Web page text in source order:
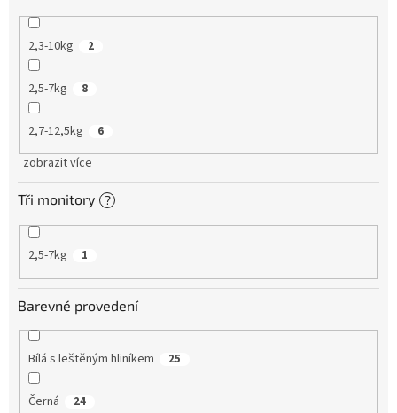
2,3-10kg 2
2,5-7kg 8
2,7-12,5kg 6
zobrazit více
Tři monitory ?
2,5-7kg 1
Barevné provedení
Bílá s leštěným hliníkem 25
Černá 24